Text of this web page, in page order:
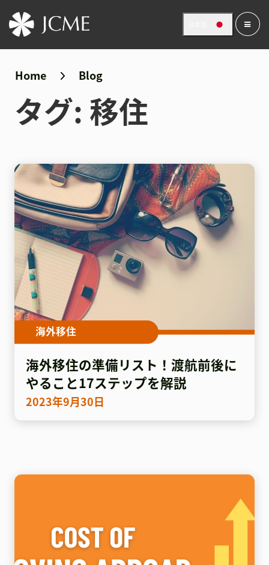
Home Blog
タグ: 移住
海外移住
海外移住の準備リスト！渡航前後に
やること17ステップを解説
2023年9月30日